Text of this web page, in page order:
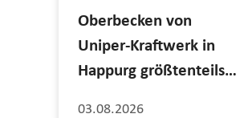
03.08.2026
Oberbecken von
Uniper-Kraftwerk in
Happurg größtenteils…